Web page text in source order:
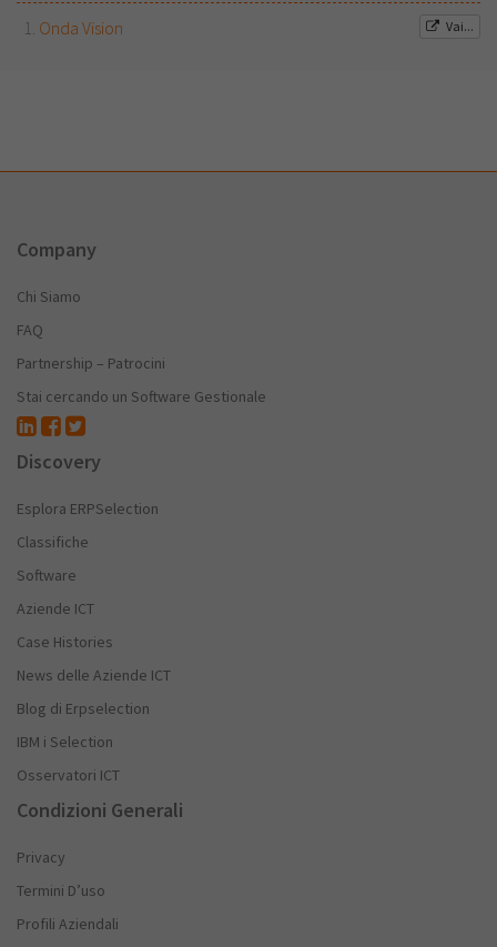
Onda Vision Vai...
Company
Chi Siamo
FAQ
Partnership – Patrocini
Stai cercando un Software Gestionale
Discovery
Esplora ERPSelection
Classifiche
Software
Aziende ICT
Case Histories
News delle Aziende ICT
Blog di Erpselection
IBM i Selection
Osservatori ICT
Condizioni Generali
Privacy
Termini D’uso
Profili Aziendali